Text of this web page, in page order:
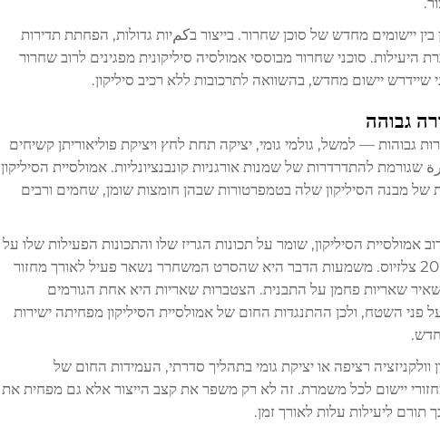
יישומים מחדש של סוכן שחרור. בייצור בكمיות גדולות, הפחתת תדירות
היעילות. סוכני שחרור מבוססי אמולסיה סיליקונית מפגינים לרוב שחרור
שיידרש יישום מחדש, בהשוואה לתרכובות ללא רכיב סיליקון.
גבוהה
גבוהות — למשל, גולמי גומי, יציקה תחת לחץ ויציקת פוליאוריתן קשיחים
להתדרדרות של שמנות אורגניות קונבנציונליות. אמולסיית הסיליקון
של מבנה הסיליקון שלה בטמפרטורות שבהן חומצות שומן, שחמים ורבים
אמולסיית הסיליקון, שומר על תכונות הגריז שלו והתכונות הפעילות שלו על
פני השטח גם בטמפרטורות העולות על 200° צלזיוס. משמעות הדבר היא שהסרט המשחרר נשאר פעיל לאורך מחזור
שאריות פחמן על התבנית. הצטברות שאריות היא אחת הגורמים
פני השטח, ולכן ההתנגדות החום של אמולסיית הסיליקון מפחיתה ישירות
וולקניזציה רציפה או יציקת גומי בתהליך סדרתי, העמידות החום של
יישום לכל משמרת. זה לא רק משפר את קצב הייצור אלא גם מפחית את
ליעילות עלות לאורך זמן.